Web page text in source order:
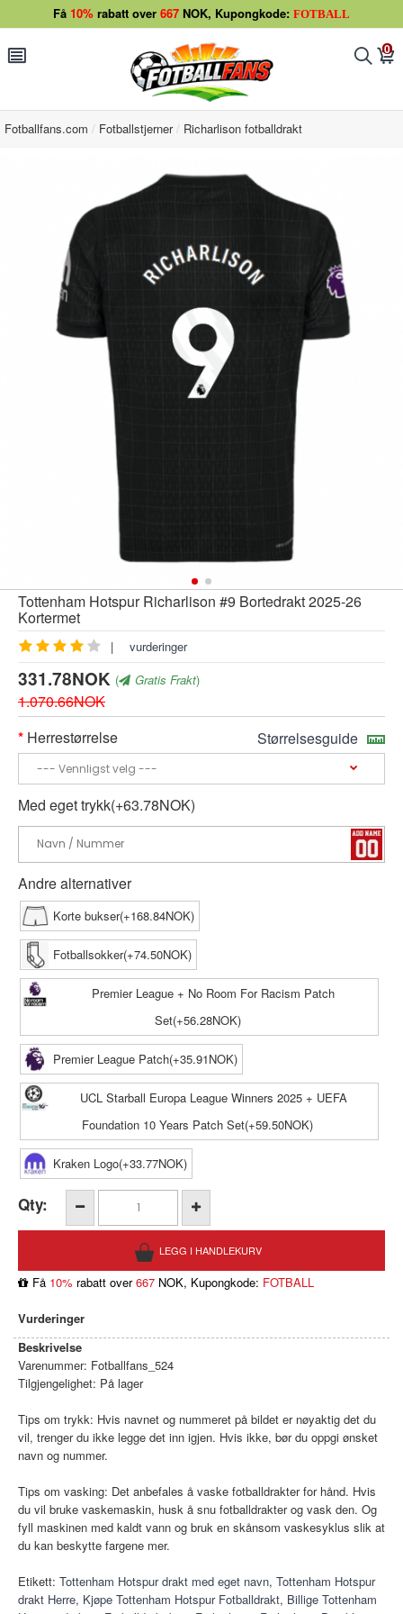
Få 10% rabatt over 667 NOK, Kupongkode: FOTBALL
󰂩 󰂨 0
󰃦
Fotballfans.com Fotballstjerner Richarlison fotballdrakt
Tottenham Hotspur Richarlison #9 Bortedrakt 2025-26
Kortermet
| vurderinger
331.78NOK ( Gratis Frakt)
1.070.66NOK
Herrestørrelse
Størrelsesguide
Med eget trykk(+63.78NOK)
Andre alternativer
Korte bukser(+168.84NOK)
Fotballsokker(+74.50NOK)
Premier League + No Room For Racism Patch
Set(+56.28NOK)
Premier League Patch(+35.91NOK)
UCL Starball Europa League Winners 2025 + UEFA
Foundation 10 Years Patch Set(+59.50NOK)
Kraken Logo(+33.77NOK)
Qty:
Få 10% rabatt over667 NOK, Kupongkode: FOTBALL
Vurderinger
Beskrivelse
Varenummer: Fotballfans_524
Tilgjengelighet: På lager
Tips om trykk: Hvis navnet og nummeret på bildet er nøyaktig det du
vil, trenger du ikke legge det inn igjen. Hvis ikke, bør du oppgi ønsket
navn og nummer.
Tips om vasking: Det anbefales å vaske fotballdrakter for hånd. Hvis
du vil bruke vaskemaskin, husk å snu fotballdrakter og vask den. Og
fyll maskinen med kaldt vann og bruk en skånsom vaskesyklus slik at
du kan beskytte fargene mer.
Etikett: Tottenham Hotspur drakt med eget navn, Tottenham Hotspur
drakt Herre, Kjøpe Tottenham Hotspur Fotballdrakt, Billige Tottenham